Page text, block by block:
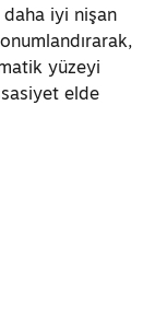
iyi nişan
yüzeyi
elde